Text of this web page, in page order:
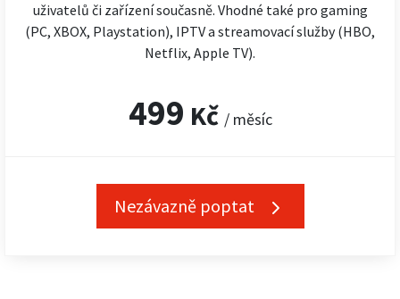
uživatelů či zařízení současně. Vhodné také pro gaming
(PC, XBOX, Playstation), IPTV a streamovací služby (HBO,
Netflix, Apple TV).
499 Kč / měsíc
Nezávazně poptat